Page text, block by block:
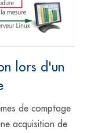
lors d'un
de comptage
acquisition de